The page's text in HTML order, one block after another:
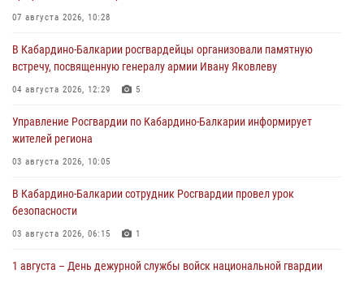
07 августа 2026, 10:28
В Кабардино-Балкарии росгвардейцы организовали памятную
встречу, посвященную генералу армии Ивану Яковлеву
04 августа 2026, 12:29 5
Управление Росгвардии по Кабардино-Балкарии информирует
жителей региона
03 августа 2026, 10:05
В Кабардино‑Балкарии сотрудник Росгвардии провел урок
безопасности
03 августа 2026, 06:15 1
1 августа – День дежурной службы войск национальной гвардии